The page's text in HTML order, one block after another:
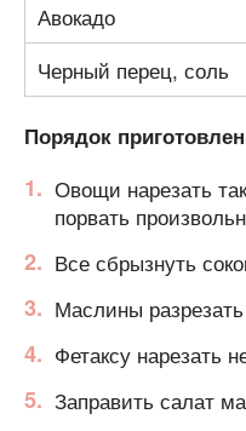
Авокадо
Черный перец, соль
Порядок
Овощи нарезать
порвать
Все сбрызнуть
Маслины
Фетаксу нарезать
Заправить салат